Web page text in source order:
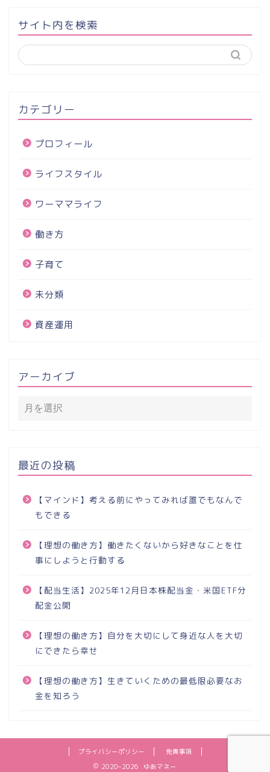
サイト内を検索
カテゴリー
プロフィール
ライフスタイル
ワーママライフ
働き方
子育て
未分類
資産運用
アーカイブ
最近の投稿
【マインド】考える前にやってみれば誰でもなんで
もできる
【理想の働き方】働きたくないから好きなことを仕
事にしようと行動する
【配当生活】2025年12月日本株配当金・米国ETF分
配金公開
【理想の働き方】自分を大切にして身近な人を大切
にできたら幸せ
【理想の働き方】生きていくための最低限必要なお
金を知ろう
プライバシーポリシー
免責事項
2020–2026 ゆあマネー